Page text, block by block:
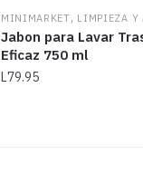
MINIMARKET, LIMPIEZA Y
Jabon para Lavar
Eficaz 750 ml
L79.95